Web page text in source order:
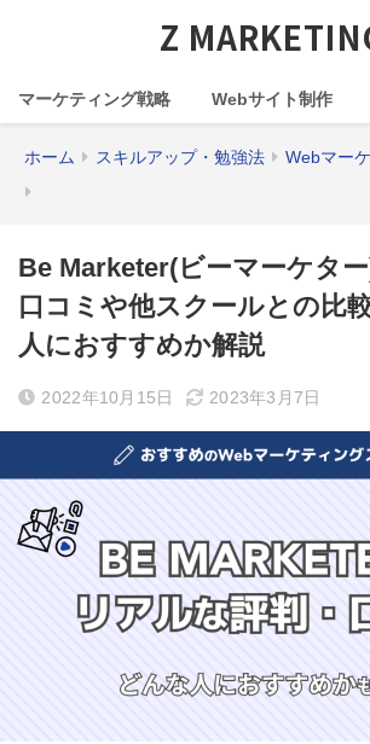
Z
マーケティング戦略 Webサイト制作
ホーム スキルアップ・勉強法 Webマー
Be Marketer(ビーマーケタ
口コミや他スクールとの比
人におすすめか解説
2022年10月15日 2023年3月7日